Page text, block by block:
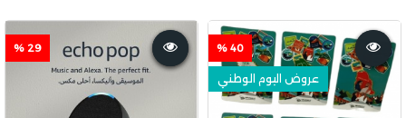
40 %
عروض اليوم الوطني
29 %